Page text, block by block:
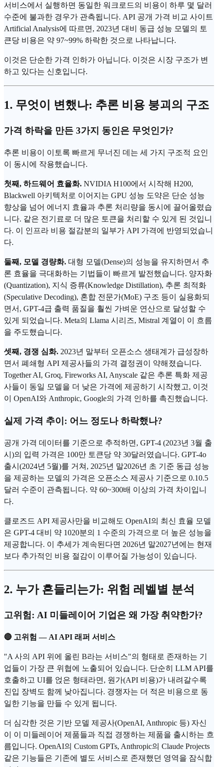
서비스에서 실행하면 동일한 워크로드의 비용이 하루 몇 달러
수준에 불과한 경우가 관측됩니다. API 공개 가격 비교 사이트
Artificial Analysis에 따르면, 2023년 대비 동급 성능 모델의 토
큰당 비용은 약 97~99% 하락한 것으로 나타납니다.
이것은 단순한 가격 인하가 아닙니다. 이것은 시장 구조가 변
하고 있다는 신호입니다.
1. 무엇이 변했나: 추론 비용 붕괴의 구조
가격 하락을 만든 3가지 동인은 무엇인가?
추론 비용이 이토록 빠르게 무너진 데는 세 가지 구조적 요인
이 동시에 작용했습니다.
첫째, 하드웨어 효율화. NVIDIA H100에서 시작해 H200,
Blackwell 아키텍처로 이어지는 GPU 성능 도약은 단순 성능
향상을 넘어 에너지 효율과 추론 처리량을 동시에 끌어올렸습
니다. 같은 전기료로 더 많은 토큰을 처리할 수 있게 된 것입니
다. 이 인프라 비용 절감분의 일부가 API 가격에 반영되었습니
다.
둘째, 모델 경량화. 대형 모델(Dense)의 성능을 유지하면서 추
론 효율을 극대화하는 기법들이 빠르게 발전했습니다. 양자화
(Quantization), 지식 증류(Knowledge Distillation), 추론 최적화
(Speculative Decoding), 혼합 전문가(MoE) 구조 등이 실용화되
면서, GPT-4급 출력 품질을 훨씬 가벼운 연산으로 달성할 수
있게 되었습니다. Meta의 Llama 시리즈, Mistral 계열이 이 흐름
을 주도했습니다.
셋째, 경쟁 심화. 2023년 말부터 오픈소스 생태계가 급성장하
면서 폐쇄형 API 제공사들의 가격 결정권이 약해졌습니다.
Together AI, Groq, Fireworks AI, Anyscale 같은 추론 특화 제공
사들이 동일 모델을 더 낮은 가격에 제공하기 시작했고, 이것
이 OpenAI와 Anthropic, Google의 가격 인하를 촉진했습니다.
실제 가격 추이: 어느 정도나 하락했나?
공개 가격 데이터를 기준으로 추적하면, GPT-4 (2023년 3월 출
시)의 입력 가격은 100만 토큰당 약 30달러였습니다. GPT-4o
출시(2024년 5월)를 거쳐, 2025년 말2026년 초 기준 동급 성능
을 제공하는 모델의 가격은 오픈소스 제공사 기준으로 0.10.5
달러 수준이 관측됩니다. 약 60~300배 이상의 가격 차이입니
다.
클로즈드 API 제공사만을 비교해도 OpenAI의 최신 효율 모델
은 GPT-4 대비 약 1020분의 1 수준의 가격으로 더 높은 성능을
제공합니다. 이 추세가 계속된다면 2026년 말2027년에는 현재
보다 추가적인 비용 절감이 이루어질 가능성이 있습니다.
2. 누가 흔들리는가: 위험 레벨별 분석
고위험: AI 미들레이어 기업은 왜 가장 취약한가?
🔴 고위험 — AI API 래퍼 서비스
"A 사의 API 위에 올린 B라는 서비스"의 형태로 존재하는 기
업들이 가장 큰 위협에 노출되어 있습니다. 단순히 LLM API를
호출하고 UI를 얹은 형태라면, 원가(API 비용)가 내려갈수록
진입 장벽도 함께 낮아집니다. 경쟁자는 더 적은 비용으로 동
일한 기능을 만들 수 있게 됩니다.
더 심각한 것은 기반 모델 제공사(OpenAI, Anthropic 등) 자신
이 이 미들레이어 제품들과 직접 경쟁하는 제품을 출시하는 흐
름입니다. OpenAI의 Custom GPTs, Anthropic의 Claude Projects
같은 기능들은 기존에 별도 서비스로 존재했던 영역을 잠식합